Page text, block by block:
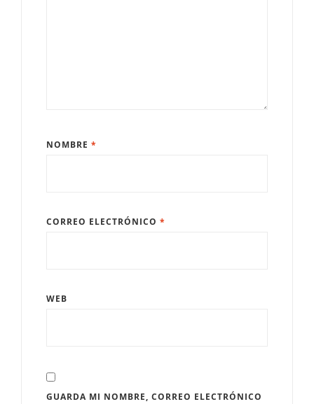
NOMBRE *
CORREO ELECTRÓNICO *
WEB
GUARDA MI NOMBRE, CORREO ELECTRÓNICO